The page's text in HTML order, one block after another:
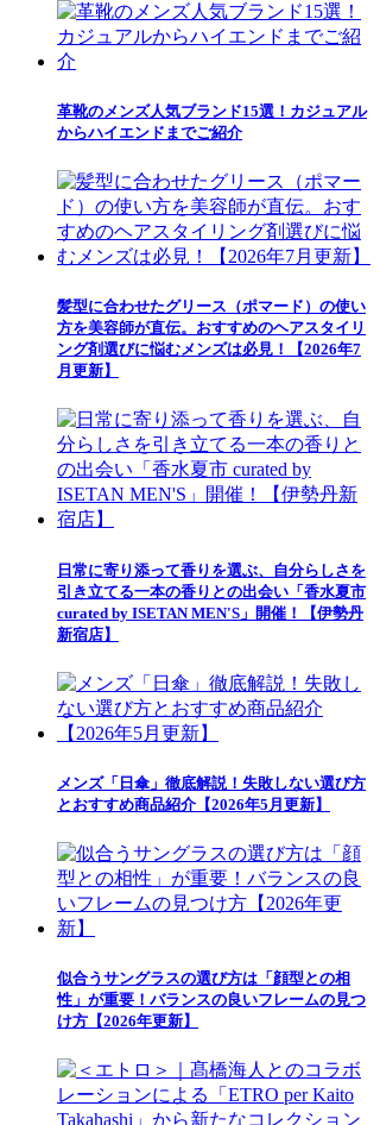
革靴のメンズ人気ブランド15選！カジュアル
からハイエンドまでご紹介
髪型に合わせたグリース（ポマード）の使い
方を美容師が直伝。おすすめのヘアスタイリ
ング剤選びに悩むメンズは必見！【2026年7
月更新】
日常に寄り添って香りを選ぶ、自分らしさを
引き立てる一本の香りとの出会い「香水夏市
curated by ISETAN MEN'S」開催！【伊勢丹
新宿店】
メンズ「日傘」徹底解説！失敗しない選び方
とおすすめ商品紹介【2026年5月更新】
似合うサングラスの選び方は「顔型との相
性」が重要！バランスの良いフレームの見つ
け方【2026年更新】